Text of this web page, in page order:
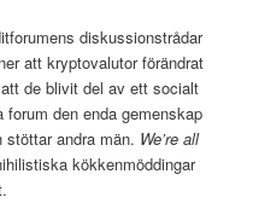
diskussionstrådar
att kryptovalutor förändrat
de blivit del av ett socialt
den enda gemenskap
andra män. We’re all
kökkenmöddingar